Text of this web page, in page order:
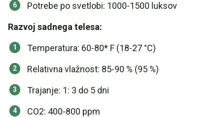
Potrebe po svetlobi: 1000-1500 luksov
Razvoj sadnega telesa:
Temperatura: 60-80* F (18-27 °C)
Relativna vlažnost: 85-90 % (95 %)
Trajanje: 1: 3 do 5 dni
CO2: 400-800 ppm